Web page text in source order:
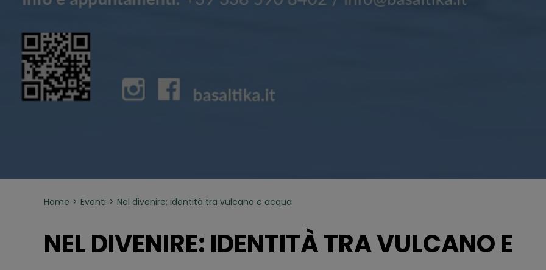
Home Eventi Nel divenire: identità tra vulcano e acqua
NEL DIVENIRE: IDENTITÀ TRA VULCANO E